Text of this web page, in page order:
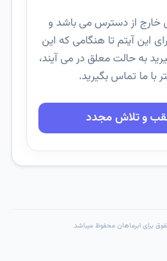
از دسترس می باشد و
این آیتم تا هنگامی که این
به حالت معلق در می آیند،
با ما تماس بگیرید.
و تلاش مجدد